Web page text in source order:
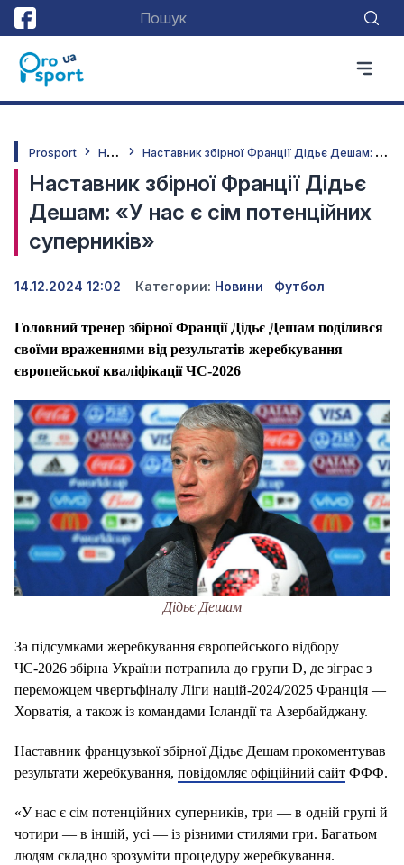
Prosport Н
овини Н
аставник збірної Франції Дідьє Дешам: «У нас є сім потенційних суперників»
Наставник збірної Франції Дідьє
Дешам: «У нас є сім потенційних
суперників»
14.12.2024 12:02 Категории: Новини Футбол
Головний тренер збірної Франції Дідьє Дешам поділився
своїми враженнями від результатів жеребкування
європейської кваліфікації ЧС-2026
Дідьє Дешам
За підсумками жеребкування європейського відбору
ЧС-2026 збірна України потрапила до групи D, де зіграє з
переможцем чвертьфіналу Ліги націй-2024/2025 Франція —
Хорватія, а також із командами Ісландії та Азербайджану.
Наставник французької збірної Дідьє Дешам прокоментував
результати жеребкування, повідомляє офіційний сайт ФФФ.
«У нас є сім потенційних суперників, три — в одній групі й
чотири — в іншій, усі — із різними стилями гри. Багатьом
людям складно зрозуміти процедуру жеребкування.